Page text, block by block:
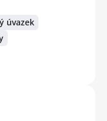
úvazek